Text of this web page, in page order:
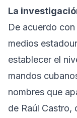
La
De acuerdo
medios
establecer el
mandos
nombres que
de Raúl Castro,